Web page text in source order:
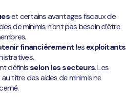
et certains avantages fiscaux de
de minimis n’ont pas besoin d’être
financièrementlesexploitants
définisselon les secteurs. Les
titre des aides de minimis ne